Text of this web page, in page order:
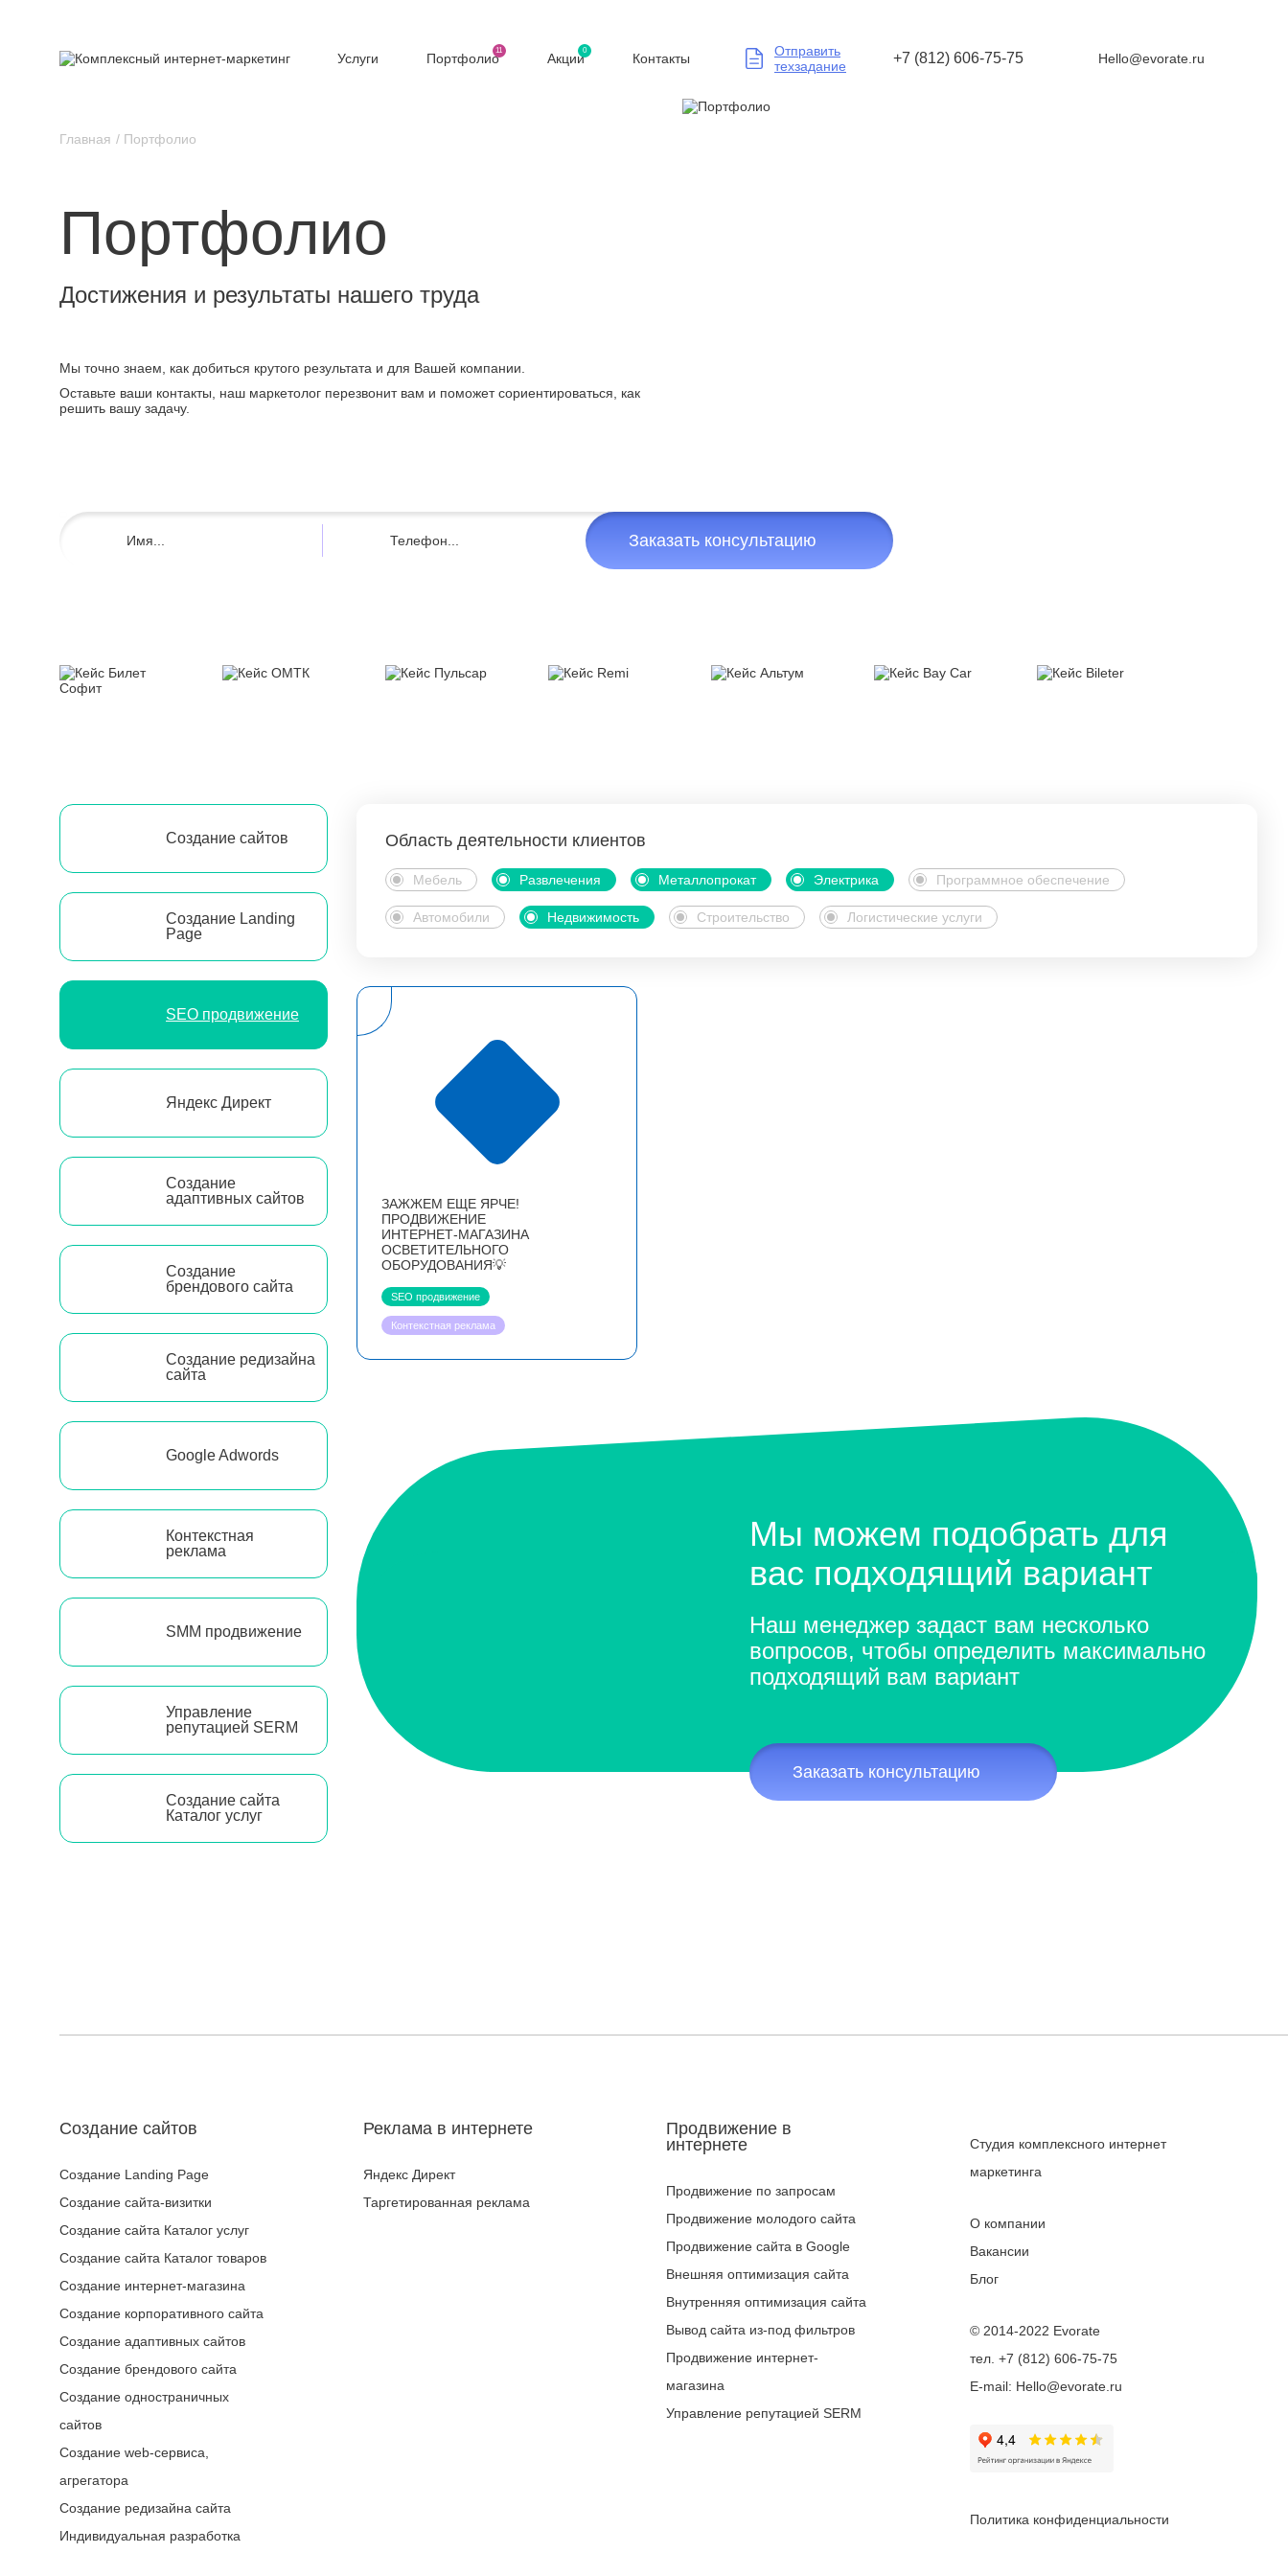
Услуги Портфолио
11
Акции
0
Контакты
Отправить
техзадание
+7 (812) 606-75-75 Hello@evorate.ru
Главная Портфолио
Портфолио
Достижения и результаты нашего труда
Мы точно знаем, как добиться крутого результата и для Вашей компании.
Оставьте ваши контакты, наш маркетолог перезвонит вам и поможет сориентироваться, как
решить вашу задачу.
Заказать консультацию
Создание сайтов
Создание Landing
Page
SEO продвижение
Яндекс Директ
Создание
адаптивных сайтов
Создание
брендового сайта
Создание редизайна
сайта
Google Adwords
Контекстная
реклама
SMM продвижение
Управление
репутацией SERM
Создание сайта
Каталог услуг
Область деятельности клиентов
Мебель Развлечения Металлопрокат Электрика Программное обеспечение
Автомобили Недвижимость Строительство Логистические услуги
ЗАЖЖЕМ ЕЩЕ ЯРЧЕ!
ПРОДВИЖЕНИЕ
ИНТЕРНЕТ-МАГАЗИНА
ОСВЕТИТЕЛЬНОГО
ОБОРУДОВАНИЯ💡
SEO продвижение
Контекстная реклама
Мы можем подобрать для
вас подходящий вариант
Наш менеджер задаст вам несколько
вопросов, чтобы определить максимально
подходящий вам вариант
Заказать консультацию
Создание сайтов
Создание Landing Page
Создание сайта-визитки
Создание сайта Каталог услуг
Создание сайта Каталог товаров
Создание интернет-магазина
Создание корпоративного сайта
Создание адаптивных сайтов
Создание брендового сайта
Создание одностраничных
сайтов
Создание web-сервиса,
агрегатора
Создание редизайна сайта
Индивидуальная разработка
Реклама в интернете
Яндекс Директ
Таргетированная реклама
Продвижение в
интернете
Продвижение по запросам
Продвижение молодого сайта
Продвижение сайта в Google
Внешняя оптимизация сайта
Внутренняя оптимизация сайта
Вывод сайта из-под фильтров
Продвижение интернет-
магазина
Управление репутацией SERM
Студия комплексного интернет
маркетинга
О компании
Вакансии
Блог
© 2014-2022 Evorate
тел. +7 (812) 606-75-75
E-mail: Hello@evorate.ru
Политика конфиденциальности